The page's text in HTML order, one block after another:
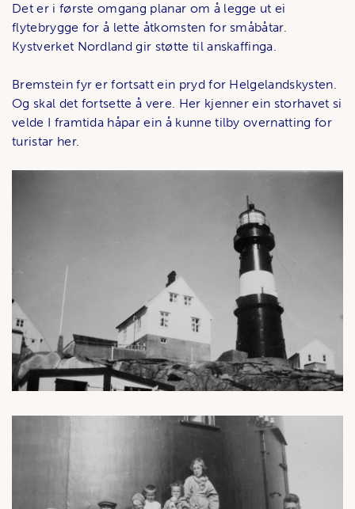
Det er i første omgang planar om å legge ut ei
flytebrygge for å lette åtkomsten for småbåtar.
Kystverket Nordland gir støtte til anskaffinga.
Bremstein fyr er fortsatt ein pryd for Helgelandskysten.
Og skal det fortsette å vere. Her kjenner ein storhavet si
velde I framtida håpar ein å kunne tilby overnatting for
turistar her.